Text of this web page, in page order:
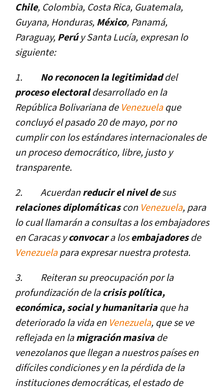
Chile, Colombia, Costa Rica, Guatemala,
Guyana, Honduras, México, Panamá,
Paraguay, Perúy Santa Lucí­a, expresan lo
siguiente:
1.
No reconocen la legitimidaddel
proceso electoraldesarrollado en la
República Bolivariana de Venezuelaque
concluyó el pasado 20 de mayo, por no
cumplir con los estándares internacionales de
un proceso democrático, libre, justo y
transparente.
2.
Acuerdanreducir el nivel desus
relaciones diplomáticascon Venezuela, para
lo cual llamarán a consultas a los embajadores
en Caracas yconvocara losembajadoresde
Venezuelapara expresar nuestra protesta.
3.
Reiteran su preocupación por la
profundización de lacrisis polí­tica,
económica, social y humanitaria que ha
deteriorado la vida en Venezuela, que se ve
reflejada en lamigración masiva de
venezolanos que llegan a nuestros paí­ses en
difí­ciles condiciones y en la pérdida de la
instituciones democráticas, el estado de